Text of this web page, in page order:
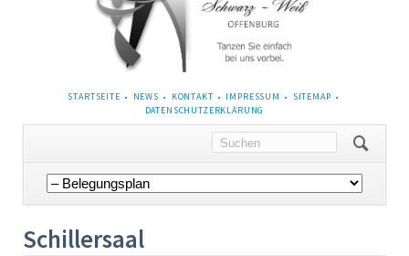
NAVIGATION
STARTSEITE NEWS KONTAKT IMPRESSUM
SITEMAP
DATENSCHUTZERKLÄRUNG
Navigation
überspringen
Schillersaal